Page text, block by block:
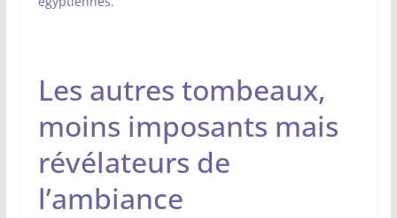
Les autres tombeaux,
moins imposants mais
révélateurs de
l’ambiance